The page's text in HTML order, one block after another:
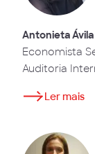
Antonieta Ávila
Economista
Auditoria
Ler mais